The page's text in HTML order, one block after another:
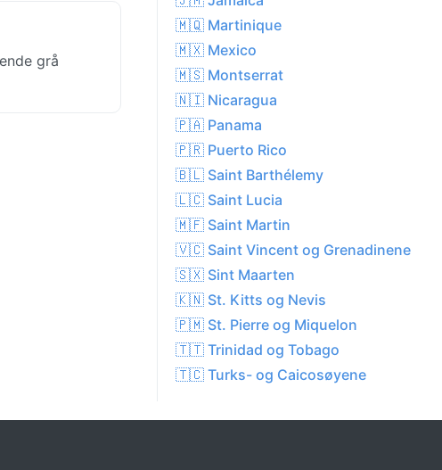
grå
🇲🇶 Martinique
🇲🇽 Mexico
🇲🇸 Montserrat
🇳🇮 Nicaragua
🇵🇦 Panama
🇵🇷 Puerto Rico
🇧🇱 Saint Barthélemy
🇱🇨 Saint Lucia
🇲🇫 Saint Martin
🇻🇨 Saint Vincent og Grenadinene
🇸🇽 Sint Maarten
🇰🇳 St. Kitts og Nevis
🇵🇲 St. Pierre og Miquelon
🇹🇹 Trinidad og Tobago
🇹🇨 Turks- og Caicosøyene